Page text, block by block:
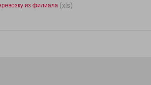
из филиала (xls)